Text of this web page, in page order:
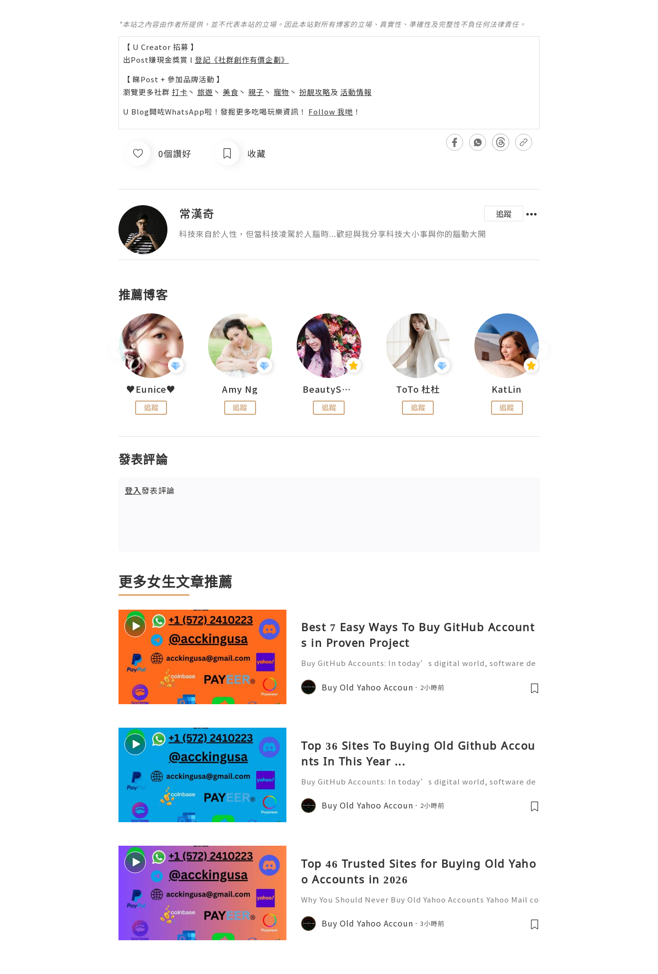
*本站之內容由作者所提供，並不代表本站的立場。因此本站對所有博客的立場、真實性、準確性及完整性不負任何法律責任。
【 U Creator 招募 】
出Post賺現金獎賞 l 登記《社群創作有價企劃》
【 睇Post + 參加品牌活動 】
瀏覽更多社群 打卡 丶 旅遊 丶 美食 丶 親子 丶 寵物 丶 扮靚攻略及 活動情報
U Blog開咗WhatsApp啦！發掘更多吃喝玩樂資訊！ Follow 我哋 ！
0個讚好 收藏
常漢奇
追蹤
科技來自於人性，但當科技凌駕於人腦時...歡迎與我分享科技大小事與你的腦動大開
推薦博客
♥Eunice♥
追蹤
Amy Ng
追蹤
BeautySearch
追蹤
ToTo 杜杜
追蹤
KatLin
追蹤
發表評論
登入發表評論
更多女生文章推薦
Best 7 Easy Ways To Buy GitHub Account
s in Proven Project
Buy GitHub Accounts: In today’s digital world, software de
n ever. GitHub has become one of the most widely used plat
forms for developers, compa
Buy Old Yahoo Accoun 2小時前
Top 36 Sites To Buying Old Github Accou
nts In This Year ...
Buy GitHub Accounts: In today’s digital world, software de
n ever. GitHub has become one of the most widely used plat
forms for developers, compa
Buy Old Yahoo Accoun 2小時前
Top 46 Trusted Sites for Buying Old Yaho
o Accounts in 2026
Why You Should Never Buy Old Yahoo Accounts Yahoo Mail co
onal communication, business correspondence, and online a
ccount recovery. Because of
Buy Old Yahoo Accoun 3小時前